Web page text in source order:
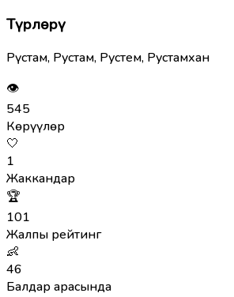
Түрлөрү
Рүстам, Рустам, Рустем, Рустамхан
👁
545
Көрүүлөр
🤍
1
Жаккандар
🏆
101
Жалпы рейтинг
👶
46
Балдар арасында